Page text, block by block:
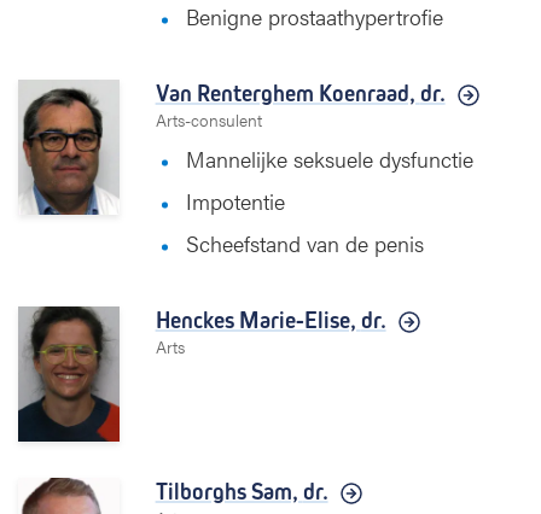
Benigne prostaathypertrofie
Van Renterghem Koenraad, dr.
Arts-consulent
Mannelijke seksuele dysfunctie
Impotentie
Scheefstand van de penis
Henckes Marie-Elise, dr.
Arts
Tilborghs Sam, dr.